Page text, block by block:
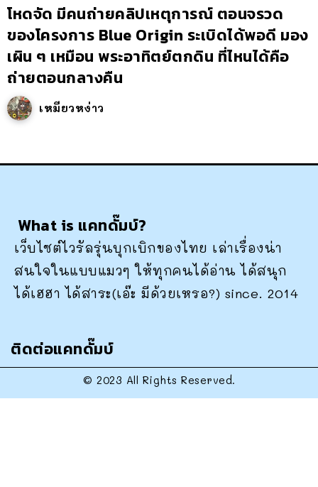
โหดจัด มีคนถ่ายคลิปเหตุการณ์ ตอนจรวด
ของโครงการ Blue Origin ระเบิดได้พอดี มอง
เผิน ๆ เหมือน พระอาทิตย์ตกดิน ที่ไหนได้คือ
ถ่ายตอนกลางคืน
เหมียวหง่าว
What is แคทดั๊มบ์?
เว็บไซต์ไวรัลรุ่นบุกเบิกของไทย เล่าเรื่องน่า
สนใจในแบบแมวๆ ให้ทุกคนได้อ่าน ได้สนุก
ได้เฮฮา ได้สาระ(เอ๊ะ มีด้วยเหรอ?) since. 2014
ติดต่อแคทดั๊มบ์
© 2023 All Rights Reserved.